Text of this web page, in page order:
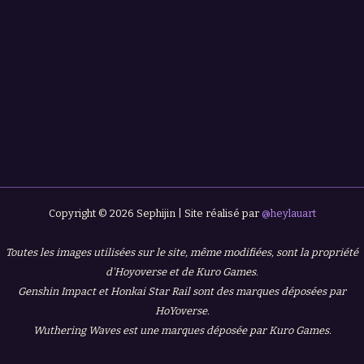
Copyright © 2026 Sephijin | Site réalisé par @heylauart
Toutes les images utilisées sur le site, même modifiées, sont la propriété
d'Hoyoverse et de Kuro Games.
Genshin Impact et Honkai Star Rail sont des marques déposées par
HoYoverse.
Wuthering Waves est une marques déposée par Kuro Games.